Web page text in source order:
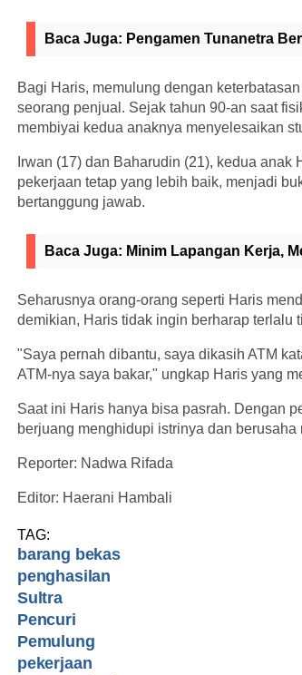
Baca Juga: Pengamen Tunanetra
Bagi Haris, memulung dengan
seorang penjual. Sejak tahun 90-an saat
membiyai kedua anaknya menyelesaikan
Irwan (17) dan Baharudin (21), kedua
pekerjaan tetap yang lebih baik, menjadi
bertanggung jawab.
Baca Juga: Minim Lapangan Kerja,
Seharusnya orang-orang seperti Haris
demikian, Haris tidak ingin berharap terlalu
"Saya pernah dibantu, saya dikasih ATM
ATM-nya saya bakar," ungkap Haris yang
Saat ini Haris hanya bisa pasrah. Dengan
berjuang menghidupi istrinya dan
Reporter: Nadwa Rifada
Editor: Haerani Hambali
TAG:
barang bekas
penghasilan
Sultra
Pencuri
Pemulung
pekerjaan